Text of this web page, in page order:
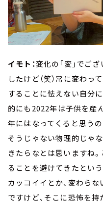
イモト：変化の「変」でご
したけど（笑）常に変わっ
することに怯えない自分
的にも2022年は子供を産
年にはなってくると思う
そうじゃない物理的じゃ
きたらなとは思いますね
ることを避けてきたとい
カッコイイとか、変わら
ですけど、そこに恐怖を